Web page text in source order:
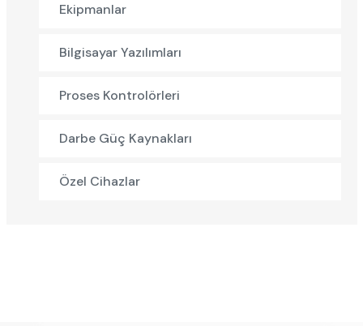
Ekipmanlar
Bilgisayar Yazılımları
Proses Kontrolörleri
Darbe Güç Kaynakları
Özel Cihazlar